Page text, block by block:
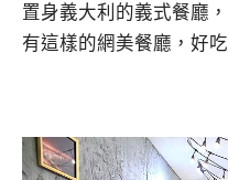
置身義大利的義式餐廳
有這樣的網美餐廳，好